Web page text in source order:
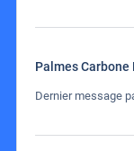
Palmes Carbone
Dernier message